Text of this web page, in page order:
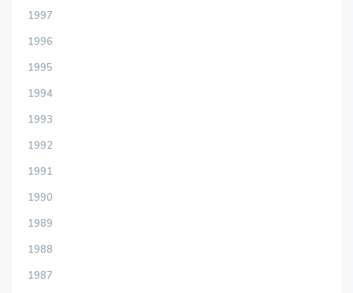
1997
1996
1995
1994
1993
1992
1991
1990
1989
1988
1987